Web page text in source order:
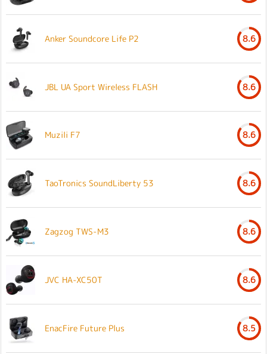
Anker Soundcore Life P2 8.6
JBL UA Sport Wireless FLASH 8.6
Muzili F7 8.6
TaoTronics SoundLiberty 53 8.6
Zagzog TWS-M3 8.6
JVC HA-XC50T 8.6
EnacFire Future Plus 8.5